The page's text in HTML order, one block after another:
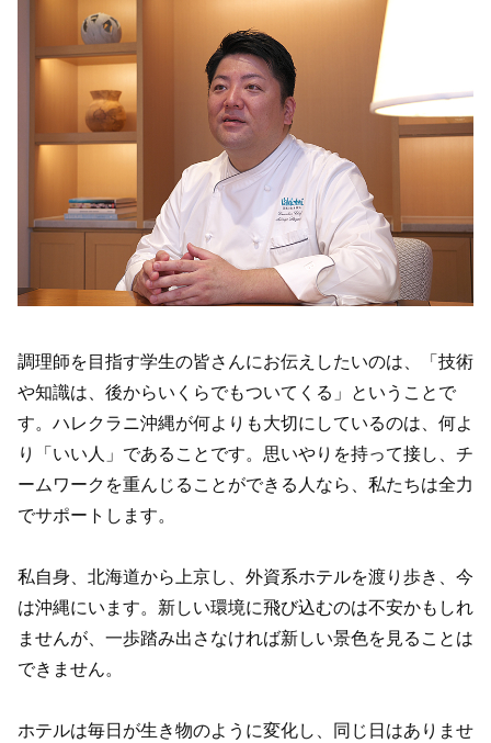
調理師を目指す学生の皆さんにお伝えしたいのは、「技術
や知識は、後からいくらでもついてくる」ということで
す。ハレクラニ沖縄が何よりも大切にしているのは、何よ
り「いい人」であることです。思いやりを持って接し、チ
ームワークを重んじることができる人なら、私たちは全力
でサポートします。
私自身、北海道から上京し、外資系ホテルを渡り歩き、今
は沖縄にいます。新しい環境に飛び込むのは不安かもしれ
ませんが、一歩踏み出さなければ新しい景色を見ることは
できません。
ホテルは毎日が生き物のように変化し、同じ日はありませ